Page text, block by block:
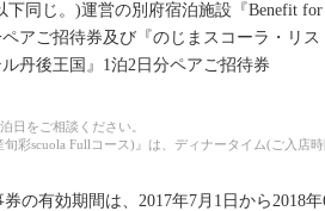
同じ。)運営の別府宿泊施設『Benefit
アご招待券及び『のじまスコーラ・リ
丹後王国』1泊2日分ペアご招待券
日をご相談ください。
彩scuola Fullコース)』は、ディナータイム(ご入店
の有効期間は、2017年7月1日から2018年